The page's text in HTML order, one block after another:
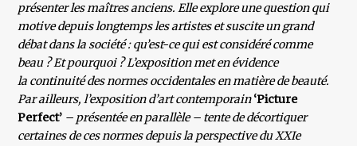
présenter les maîtres anciens. Elle explore une question qui
motive depuis longtemps les artistes et suscite un grand
débat dans la société : qu’est-ce qui est considéré comme
beau ? Et pourquoi ? L’exposition met en évidence
la continuité des normes occidentales en matière de beauté.
Par ailleurs, l’exposition d’art contemporain‘Picture
Perfect’ – présentée en parallèle – tente de décortiquer
certaines de ces normes depuis la perspective du XXIe